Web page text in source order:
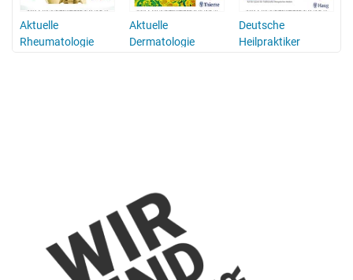
Aktuelle
Rheumatologie
Aktuelle
Dermatologie
Deutsche
Heilpraktiker